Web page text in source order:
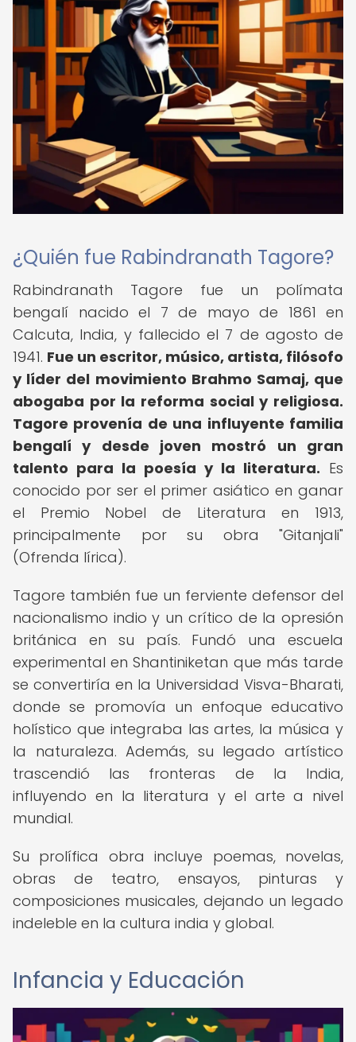
¿Quién fue Rabindranath Tagore?
Rabindranath Tagore fue un polímata
bengalí nacido el 7 de mayo de 1861 en
Calcuta, India, y fallecido el 7 de agosto de
1941. Fue un escritor, músico, artista, filósofo
y líder del movimiento Brahmo Samaj, que
abogaba por la reforma social y religiosa.
Tagore provenía de una influyente familia
bengalí y desde joven mostró un gran
talento para la poesía y la literatura. Es
conocido por ser el primer asiático en ganar
el Premio Nobel de Literatura en 1913,
principalmente por su obra "Gitanjali"
(Ofrenda lírica).
Tagore también fue un ferviente defensor del
nacionalismo indio y un crítico de la opresión
británica en su país. Fundó una escuela
experimental en Shantiniketan que más tarde
se convertiría en la Universidad Visva-Bharati,
donde se promovía un enfoque educativo
holístico que integraba las artes, la música y
la naturaleza. Además, su legado artístico
trascendió las fronteras de la India,
influyendo en la literatura y el arte a nivel
mundial.
Su prolífica obra incluye poemas, novelas,
obras de teatro, ensayos, pinturas y
composiciones musicales, dejando un legado
indeleble en la cultura india y global.
Infancia y Educación